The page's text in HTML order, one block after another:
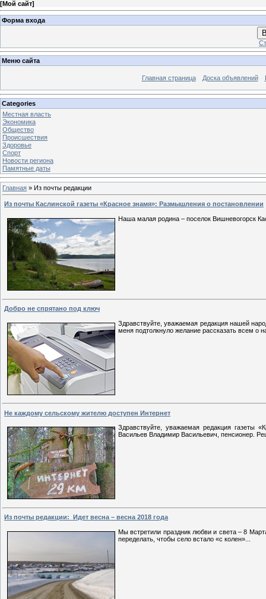
[Мой сайт]
Форма входа
Меню сайта
Главная страница Доска объявлений
Categories
Местная власть
Экономика
Общество
Проиcшествия
Здоровье
Спорт
Новости региона
Памятные даты
Главная » Из почты редакции
Из почты Каслинской газеты «Красное знамя»: Размышления о постановлении
Наша малая родина – поселок Вишневогорск
Добро не спрятано под ключ
Здравствуйте, уважаемая редакция нашей
меня подтолкнуло желание рассказать всем о
​​​​​​​Не каждому сельскому жителю доступен Интернет
Здравствуйте, уважаемая редакция газеты
Васильев Владимир Васильевич, пенсионер.
Из почты редакции: Идет весна – весна 2018 года
Мы встретили праздник любви и света – 8
переделать, чтобы село встало «с колен»...